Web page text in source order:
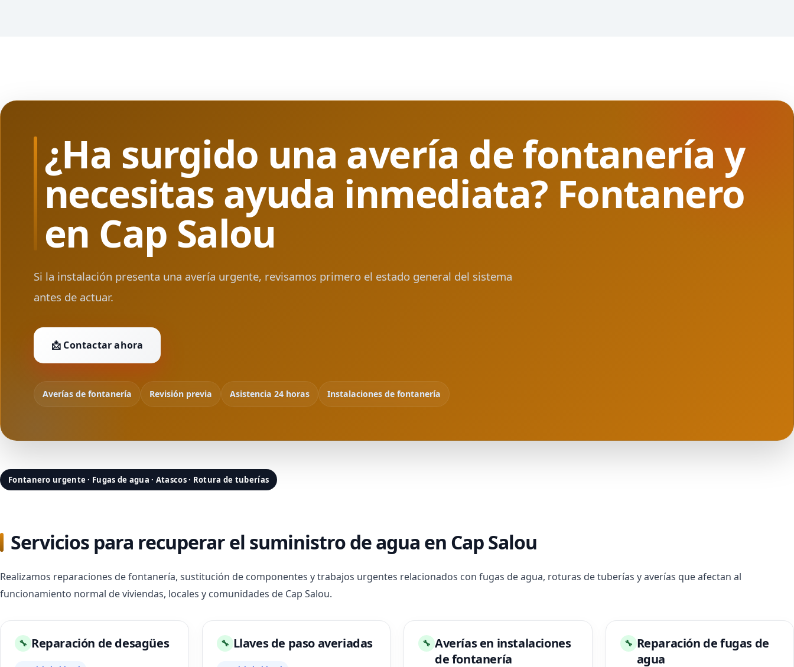
¿Ha surgido una avería de fontanería y
necesitas ayuda inmediata? Fontanero
en Cap Salou
Si la instalación presenta una avería urgente, revisamos primero el estado general del sistema
antes de actuar.
📩 Contactar ahora
Averías de fontanería Revisión previa Asistencia 24 horas Instalaciones de fontanería
Fontanero urgente · Fugas de agua · Atascos · Rotura de tuberías
Servicios para recuperar el suministro de agua en Cap Salou
Realizamos reparaciones de fontanería, sustitución de componentes y trabajos urgentes relacionados con fugas de agua, roturas de tuberías y averías que afectan al
funcionamiento normal de viviendas, locales y comunidades de Cap Salou.
🔧 Reparación de desagües 🔧 Llaves de paso averiadas 🔧 Averías en instalaciones
de fontanería
🔧 Reparación de fugas de
agua